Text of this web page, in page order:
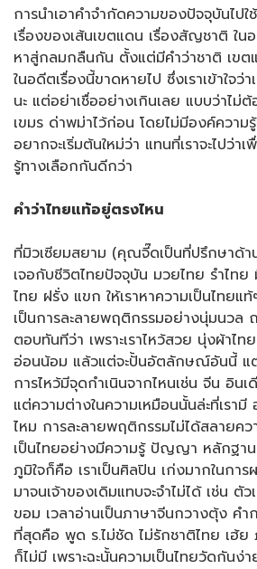
การนำเอาคำจำกัดความของปัจจุบันไปใ
เรื่องของเส้นเขตแดน เรื่องสัญชาติ ใ
หาสู่กลมกลืนกัน ตั้งแต่มีคำว่าชาติ เขต
ในอดีตเรื่องนี้ขาดหายไป ซึ่งเราเข้าใจว่
นะ แต่อย่าเชื่ออย่างเกินเลย แบบว่าไม่
เขมร ด่าพม่าไว้ก่อน โดยไม่มีองค์ควา
อยากจะเริ่มต้นใหม่ว่า แทนที่เราจะไปว่า
รู้ทางเลือกกันดีกว่า
คำว่าไทยแท้อยู่ตรงไหน
ที่มิวเซียมสยาม (คุณจี๊ดเป็นที่ปรึกษาด้าน
เจอกับชีวิตไทยปัจจุบัน มวยไทย รำไท
ไทย ฝรั่ง แขก ให้เราหาความเป็นไทยแ
เป็นการละลายพฤติกรรมอย่างนุ่มนวล
ตอบทันทีว่า เพราะเราไหว้สวย นุ่งผ้าไ
อ่อนน้อม แล้วแต่จะปั้นอัตลักษณ์อันนี้ แ
การไหว้มีจุดกำเนินจากไหนเช่น จีน อินเ
แต่ความต่างในความเหมือนนั้นล่ะที่เรามี
ไหม การละลายพฤติกรรมไม่ได้สลายค
เป็นไทยอย่างมีความรู้ ปัญญา หลักฐา
ภูมิใจก็คือ เราเป็นศิลปิน เก่งมากในกา
มาจนเจ้าของเดิมแทบจะจำไม่ได้ เช่น ตั
ขอม เวลาอ่านเป็นภาษาจีนกวางตุ้ง ค
ที่สุดคือ พูด ร.ไม่ชัด ไม่รักชาติไทย เฮ้ย
ก็ไม่มี เพราะฉะนั้นความเป็นไทยวัดกันง่